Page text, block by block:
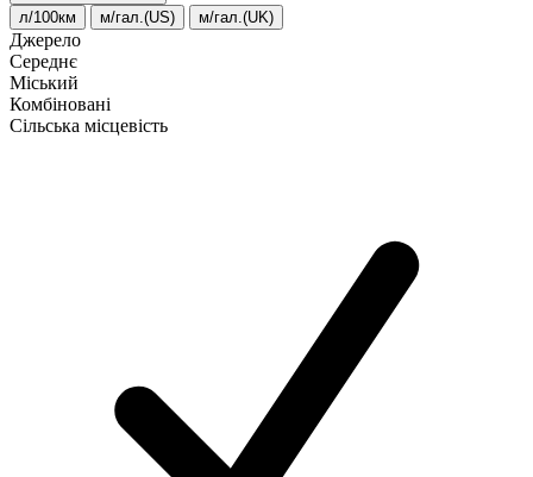
л/100км м/гал.(US) м/гал.(UK)
Джерело
Середнє
Міський
Комбіновані
Сільська місцевість